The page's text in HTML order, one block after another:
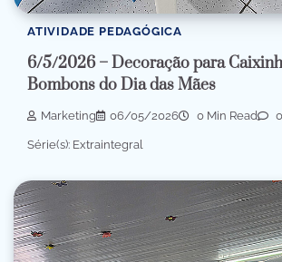
ATIVIDADE PEDAGÓGICA
6/5/2026 – Decoração para
Bombons do Dia das Mães
Marketing 06/05/2026 0 Min Read 0
Série(s): Extraintegral